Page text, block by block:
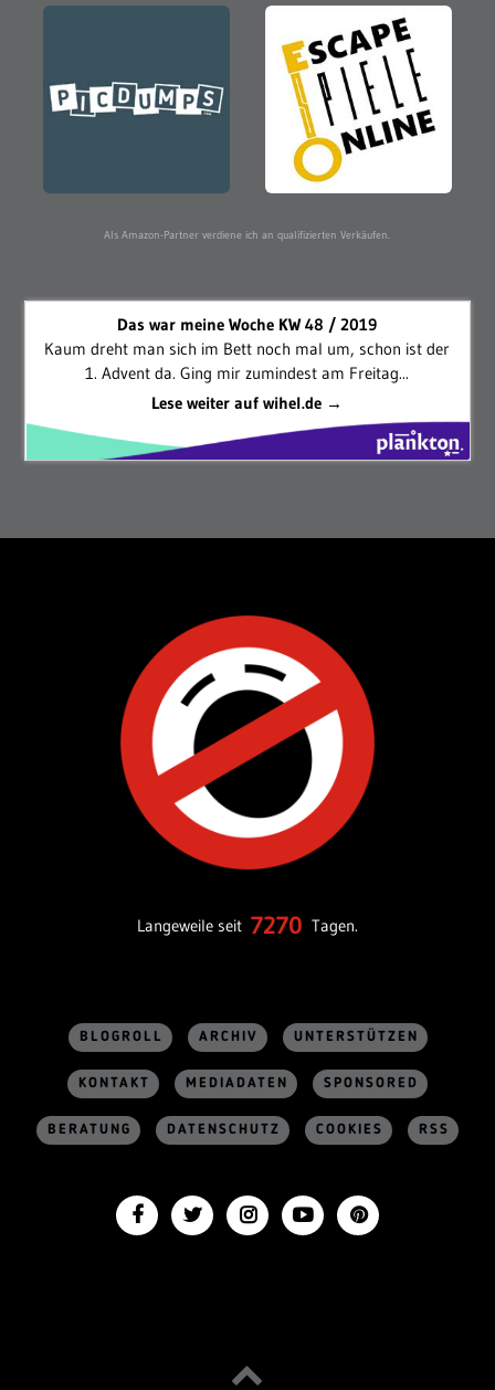
Als Amazon-Partner verdiene ich an qualifizierten Verkäufen.
Das war meine Woche KW 48 / 2019
Kaum dreht man sich im Bett noch mal um, schon ist der
1. Advent da. Ging mir zumindest am Freitag...
Lese weiter auf wihel.de →
Langeweile seit 7270 Tagen.
BLOGROLL ARCHIV UNTERSTÜTZEN
KONTAKT MEDIADATEN SPONSORED
BERATUNG DATENSCHUTZ COOKIES RSS